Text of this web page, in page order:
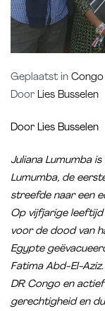
Geplaatst in Congo
Door Lies Busselen
Door Lies Busselen
Juliana Lumumba
Lumumba, de
streefde naar een
Op vijfjarige leeftijd
voor de dood van
Egypte
Fatima Abd-El-
DR Congo en
gerechtigheid en